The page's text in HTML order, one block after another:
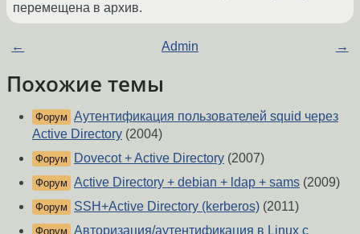
перемещена в архив.
← Admin →
Похожие темы
Форум Аутентификация пользователей squid через
Active Directory (2004)
Форум Dovecot + Active Directory (2007)
Форум Active Directory + debian + ldap + sams (2009)
Форум SSH+Active Directory (kerberos) (2011)
Форум Авторизация/аутентификация в Linux с